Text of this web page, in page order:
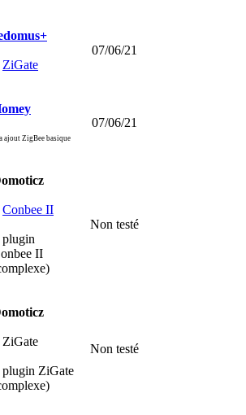
ZiGate
07/06/21
ajout ZigBee basique
07/06/21
Conbee II
plugin
II
Non testé
ZiGate
plugin ZiGate
Non testé